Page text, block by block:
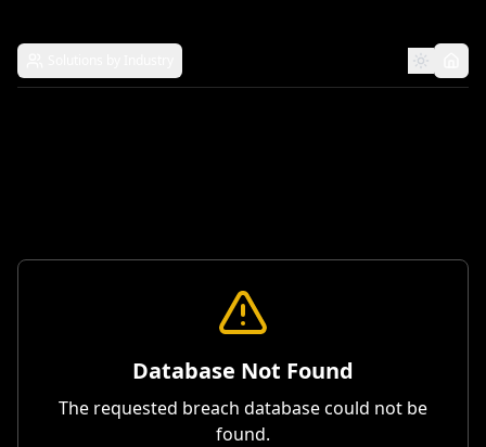
Database Not Found
The requested breach database could not be
found.